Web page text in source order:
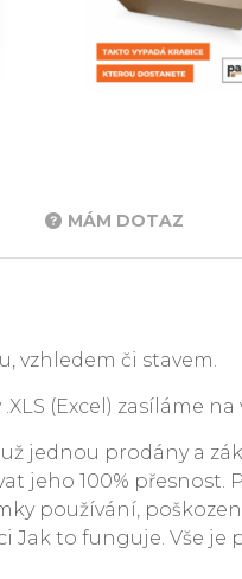
MÁM DOTAZ
vzhledem či stavem.
(Excel) zasíláme na
jednou prodány a
jeho 100% přesnost.
používání,
Jak to funguje. Vše je